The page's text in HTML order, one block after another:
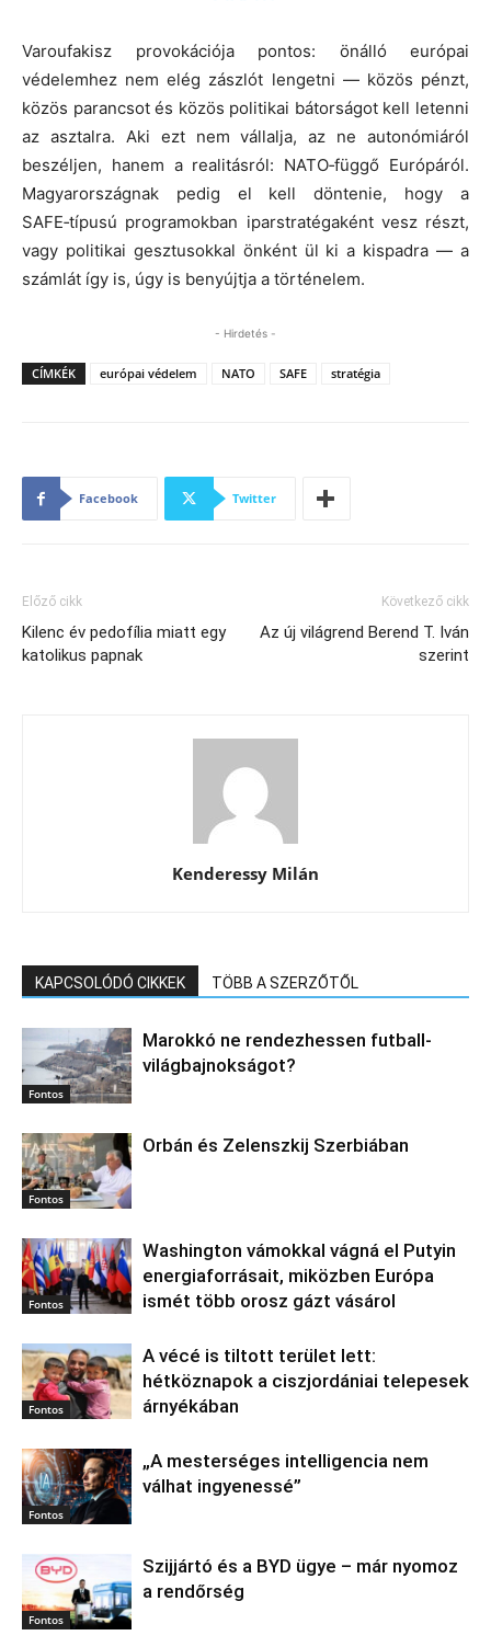
Varoufakisz provokációja pontos: önálló európai
védelemhez nem elég zászlót lengetni — közös pénzt,
közös parancsot és közös politikai bátorságot kell letenni
az asztalra. Aki ezt nem vállalja, az ne autonómiáról
beszéljen, hanem a realitásról: NATO‑függő Európáról.
Magyarországnak pedig el kell döntenie, hogy a
SAFE‑típusú programokban iparstratégaként vesz részt,
vagy politikai gesztusokkal önként ül ki a kispadra — a
számlát így is, úgy is benyújtja a történelem.
- Hirdetés -
CÍMKÉK európai védelem NATO SAFE stratégia
Facebook Twitter
Előző cikk
Kilenc év pedofília miatt egy
katolikus papnak
Következő cikk
Az új világrend Berend T. Iván
szerint
Kenderessy Milán
KAPCSOLÓDÓ CIKKEK TÖBB A SZERZŐTŐL
Fontos
Marokkó ne rendezhessen futball-
világbajnokságot?
Fontos
Orbán és Zelenszkij Szerbiában
Fontos
Washington vámokkal vágná el Putyin
energiaforrásait, miközben Európa
ismét több orosz gázt vásárol
Fontos
A vécé is tiltott terület lett:
hétköznapok a ciszjordániai telepesek
árnyékában
Fontos
„A mesterséges intelligencia nem
válhat ingyenessé”
Fontos
Szijjártó és a BYD ügye – már nyomoz
a rendőrség